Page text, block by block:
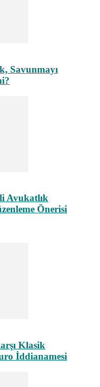
Savunmayı
Avukatlık
Önerisi
Klasik
İddianamesi